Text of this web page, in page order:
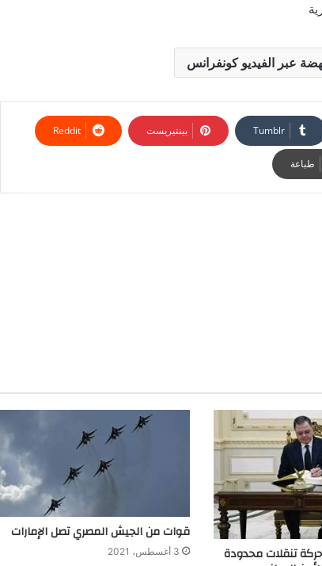
عبر الفيديو كونفرانس
بينتيريست
طباعة
حركة تنقلات محدودة
قوات من الجيش المصري تصل الإمارات
3 أغسطس، 2021